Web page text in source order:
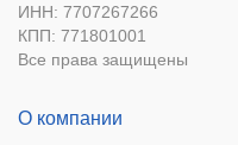
ИНН: 7707267266
КПП: 771801001
Все права защищены
О компании